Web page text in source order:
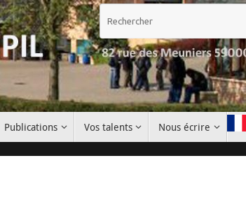
Publications Vos talents Nous écrire